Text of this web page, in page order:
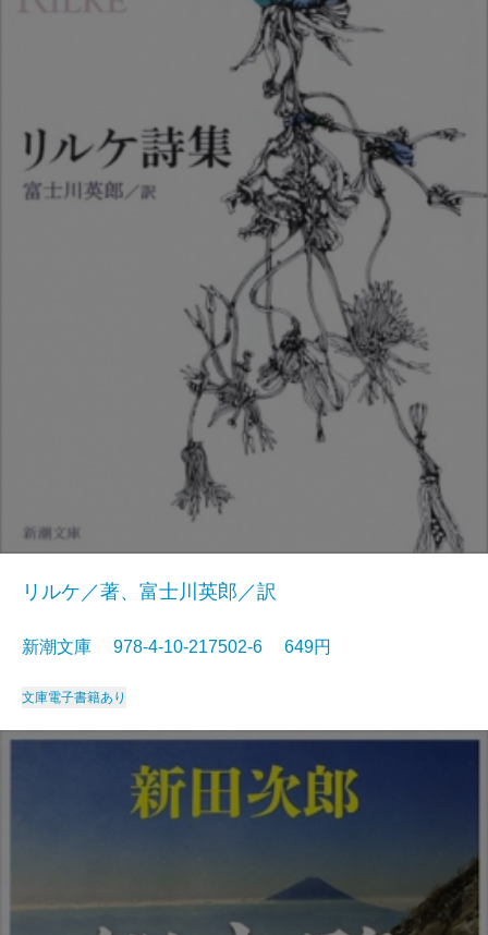
リルケ／著、富士川英郎／訳
新潮文庫 978-4-10-217502-6 649円
文庫電子書籍あり